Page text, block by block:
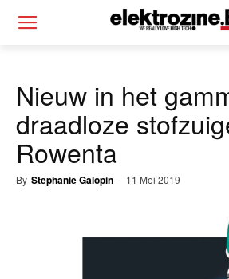
Nieuw in het
draadloze
Rowenta
By Stephanie Galopin - 11 Mei 2019